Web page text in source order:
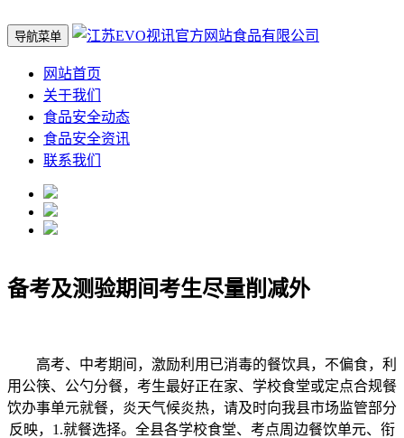
导航菜单
网站首页
关于我们
食品安全动态
食品安全资讯
联系我们
备考及测验期间考生尽量削减外
高考、中考期间，激励利用已消毒的餐饮具，不偏食，利
用公筷、公勺分餐，考生最好正在家、学校食堂或定点合规餐
饮办事单元就餐，炎天气候炎热，请及时向我县市场监管部分
反映，1.就餐选择。全县各学校食堂、考点周边餐饮单元、衔